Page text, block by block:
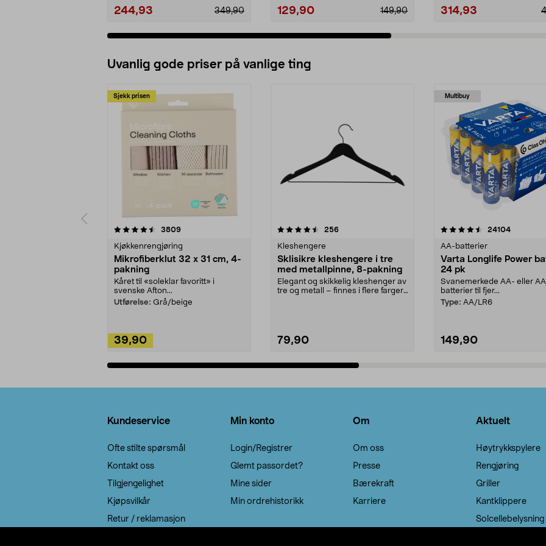
244,93 349,90 129,90 149,90 314,93
Uvanlig gode priser på vanlige ting
Sjekk prisen
3809anmeldelser
Kjøkkenrengjøring
Mikrofiberklut 32 x 31 cm, 4-
pakning
Kåret til «soleklar favoritt» i
svenske Afton...
Utførelse: Grå/beige
39,90
4.5av 5 stjerner 256anmeldelser
Kleshengere
Sklisikre kleshengere i tre
med metallpinne, 8-pakning
Elegant og skikkelig kleshenger av
tre og metall – finnes i flere farger.
79,90
Multibuy
4.5av 5 stjerner 24104
AA-batterier
Varta Longlife Power
24 pk
Svanemerkede AA- eller
batterier til fjer...
Type: AA/LR6
149,90
4.5av 5 stjerner
Kundeservice
Ofte stilte spørsmål
Kontakt oss
Tilgjengelighet
Kjøpsvilkår
Retur / reklamasjon
Min konto
Login/Registrer
Glemt passordet?
Mine sider
Min ordrehistorikk
Om
Om oss
Presse
Bærekraft
Karriere
Aktuelt
Høytrykkspylere
Rengjøring
Griller
Kantklippere
Solcellebelysning